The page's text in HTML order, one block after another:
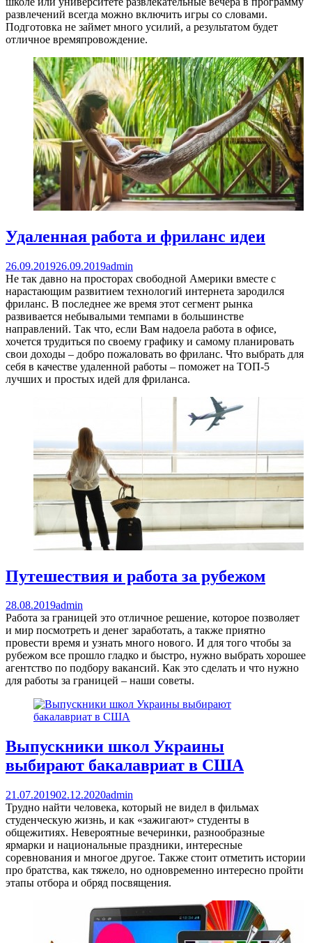
развлечений всегда можно включить игры со словами.
Подготовка не займет много усилий, а результатом будет
отличное времяпровождение.
Удаленная работа и фриланс идеи
26.09.201926.09.2019admin
Не так давно на просторах свободной Америки вместе с
нарастающим развитием технологий интернета зародился
фриланс. В последнее же время этот сегмент рынка
развивается небывалыми темпами в большинстве
направлений. Так что, если Вам надоела работа в офисе,
хочется трудиться по своему графику и самому планировать
свои доходы – добро пожаловать во фриланс. Что выбрать для
себя в качестве удаленной работы – поможет на ТОП-5
лучших и простых идей для фриланса.
Путешествия и работа за рубежом
28.08.2019admin
Работа за границей это отличное решение, которое позволяет
и мир посмотреть и денег заработать, а также приятно
провести время и узнать много нового. И для того чтобы за
рубежом все прошло гладко и быстро, нужно выбрать хорошее
агентство по подбору вакансий. Как это сделать и что нужно
для работы за границей – наши советы.
Выпускники школ Украины
выбирают бакалавриат в США
21.07.201902.12.2020admin
Трудно найти человека, который не видел в фильмах
студенческую жизнь, и как «зажигают» студенты в
общежитиях. Невероятные вечеринки, разнообразные
ярмарки и национальные праздники, интересные
соревнования и многое другое. Также стоит отметить истории
про братства, как тяжело, но одновременно интересно пройти
этапы отбора и обряд посвящения.